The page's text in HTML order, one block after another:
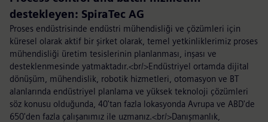
destekleyen: SpiraTec AG
Proses endüstrisinde endüstri mühendisliği ve çözümleri için
küresel olarak aktif bir şirket olarak, temel yetkinliklerimiz proses
mühendisliği üretim tesislerinin planlanması, inşası ve
desteklenmesinde yatmaktadır.<br/>Endüstriyel ortamda dijital
dönüşüm, mühendislik, robotik hizmetleri, otomasyon ve BT
alanlarında endüstriyel planlama ve yüksek teknoloji çözümleri
söz konusu olduğunda, 40'tan fazla lokasyonda Avrupa ve ABD'de
650'den fazla çalışanımız ile uzmanız.<br/>Danışmanlık,